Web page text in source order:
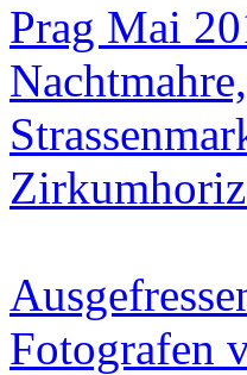
Prag Mai
Fotografen